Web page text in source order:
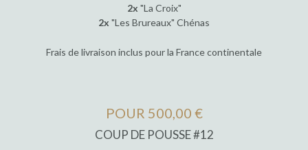
2x "La Croix"
2x "Les Brureaux" Chénas
Frais de livraison inclus pour la France continentale
POUR 500,00 €
COUP DE POUSSE #12